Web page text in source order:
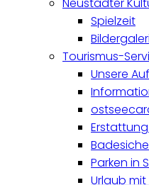
Spielzeit
Tourismus-
Unsere
Parken in
Urlaub